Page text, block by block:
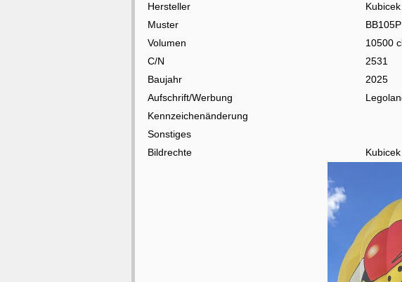
Hersteller
Muster
BB105P
Volumen
10500
C/N
2531
Baujahr
2025
Aufschrift/Werbung
Kennzeichenänderung
Sonstiges
Bildrechte